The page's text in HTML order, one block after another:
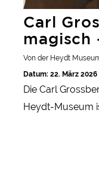
Carl
magisch
Von der Heydt
Datum: 22. März
Die Carl
Heydt-Museum
Retrospektive